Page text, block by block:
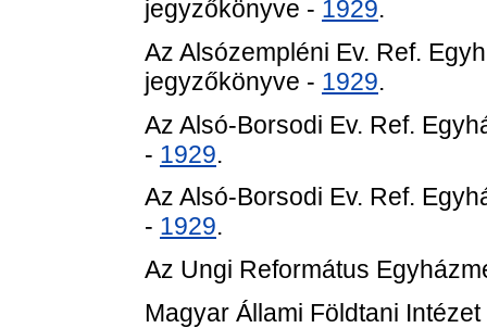
jegyzőkönyve - 1929.
Az Alsózempléni Ev. Ref.
jegyzőkönyve - 1929.
Az Alsó-Borsodi Ev. Ref.
- 1929.
Az Alsó-Borsodi Ev. Ref.
- 1929.
Az Ungi Református
Magyar Állami Földtani